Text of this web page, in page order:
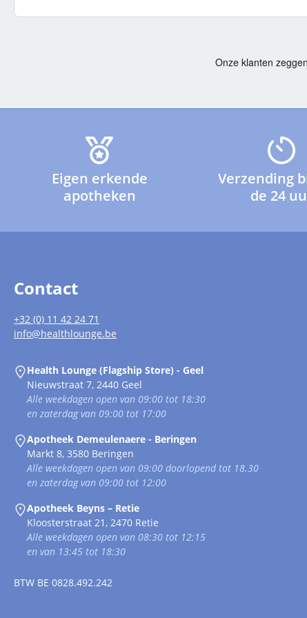
Eigen erkende
apotheken
Verzending
de 24
Contact
+32 (0) 11 42 24 71
info@healthlounge.be
Health Lounge (Flagship Store) - Geel
Nieuwstraat 7, 2440 Geel
Alle weekdagen open van 09:00 tot 18:30
en zaterdag van 09:00 tot 17:00
Apotheek Demeulenaere - Beringen
Markt 8, 3580 Beringen
Alle weekdagen open van 09:00 doorlopend tot 18.30
en zaterdag van 09:00 tot 12:00
Apotheek Beyns – Retie
Kloosterstraat 21, 2470 Retie
Alle weekdagen open van 08:30 tot 12:15
en van 13:45 tot 18:30
BTW BE 0828.492.242